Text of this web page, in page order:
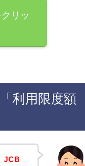
リッ
利用限度額
JCB